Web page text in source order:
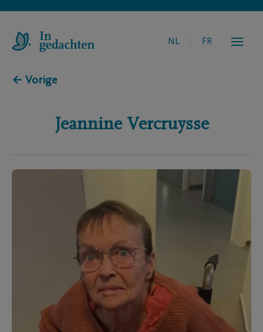
NL FR
← Vorige
Jeannine Vercruysse